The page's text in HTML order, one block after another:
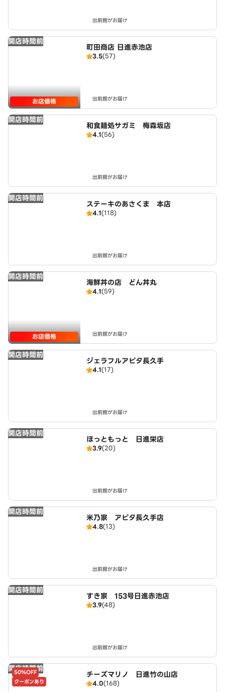
出前館がお届け
開店時間前
お店価格
町田商店 日進赤池店
3.5(57)
出前館がお届け
開店時間前
和食麺処サガミ 梅森坂店
4.1(56)
出前館がお届け
開店時間前
ステーキのあさくま 本店
4.1(118)
出前館がお届け
開店時間前
お店価格
海鮮丼の店 どん丼丸
4.1(59)
出前館がお届け
開店時間前
ジェラフルアピタ長久手
4.1(17)
出前館がお届け
開店時間前
ほっともっと 日進栄店
3.9(20)
出前館がお届け
開店時間前
米乃家 アピタ長久手店
4.8(13)
出前館がお届け
開店時間前
すき家 153号日進赤池店
3.9(48)
出前館がお届け
開店時間前
50%OFF
クーポンあり
チーズマリノ 日進竹の山店
4.0(168)